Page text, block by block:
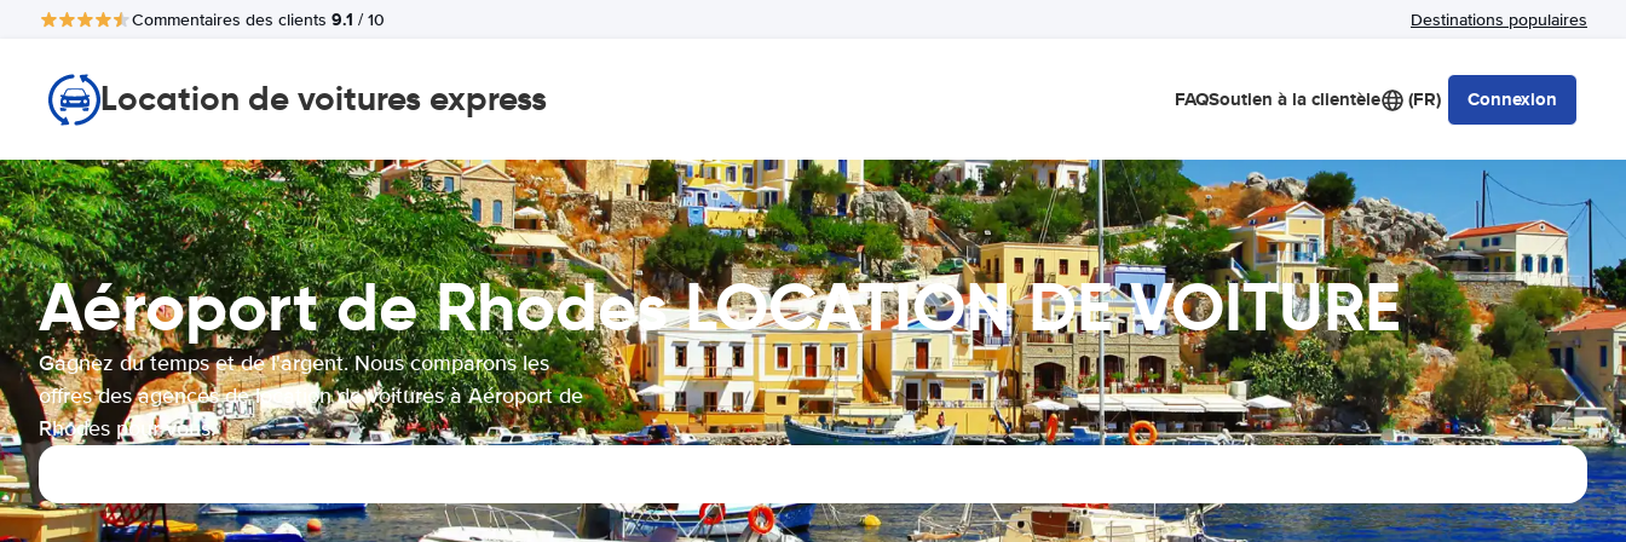
Commentaires des clients 9.1 / 10 Destinations populaires
Location de voitures express FAQSoutien à la clientèle (FR) Connexion
Aéroport de Rhodes LOCATION DE VOITURE
Gagnez du temps et de l'argent. Nous comparons les
offres des agences de location de voitures à Aéroport de
Rhodes pour vous.